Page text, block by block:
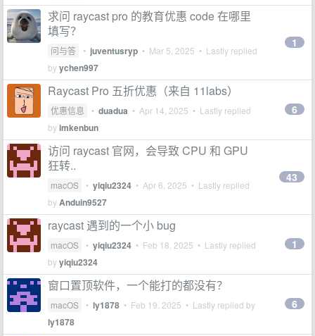
求问 raycast pro 的教育优惠 code 在哪里
填写？
问与答 • juventusryp • Mar 5, 2025 • Lastly replied
byychen997
1
Raycast Pro 五折优惠（来自 11labs）
优惠信息 • duadua • Apr 14, 2025 • Lastly replied
byimkenbun
6
访问 raycast 官网，会导致 CPU 和 GPU
狂转..
macOS • yiqiu2324 • Apr 6, 2025 • Lastly replied
byAnduin9527
43
raycast 遇到的一个小 bug
macOS • yiqiu2324 • Feb 18, 2025 • Lastly replied
byyiqiu2324
1
窗口置顶软件，一个能打的都没有？
macOS • ly1878 • Feb 19, 2025 • Lastly replied by
ly1878
6